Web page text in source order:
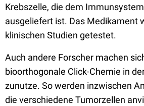
Krebszelle, die dem
ausgeliefert ist. Das Medikament
klinischen Studien getestet.
Auch andere Forscher machen
bioorthogonale Click-Chemie in
zunutze. So werden inzwischen
die verschiedene Tumorzellen